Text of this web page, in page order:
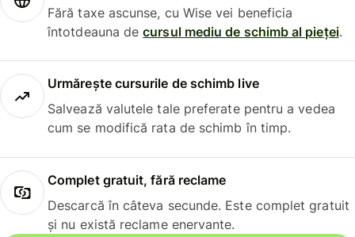
Fără taxe ascunse, cu Wise vei beneficia
întotdeauna decursul mediu de schimb al pieței.
Urmărește cursurile de schimb live
Salvează valutele tale preferate pentru a vedea
cum se modifică rata de schimb în timp.
Complet gratuit, fără reclame
Descarcă în câteva secunde. Este complet gratuit
și nu există reclame enervante.